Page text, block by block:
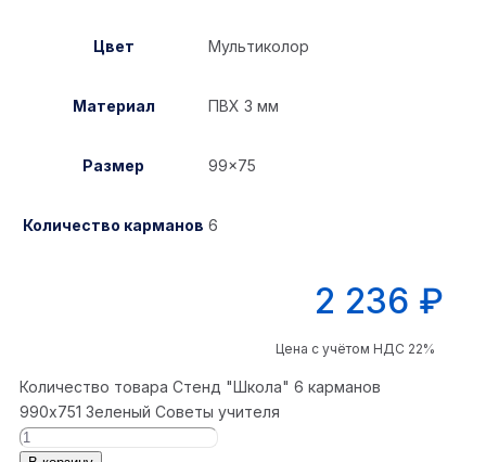
Цвет Мультиколор
Материал ПВХ 3 мм
Размер 99×75
Количество карманов 6
2 236 ₽
Цена с учётом НДС 22%
Количество товара Стенд "Школа" 6 карманов
990x751 Зеленый Советы учителя